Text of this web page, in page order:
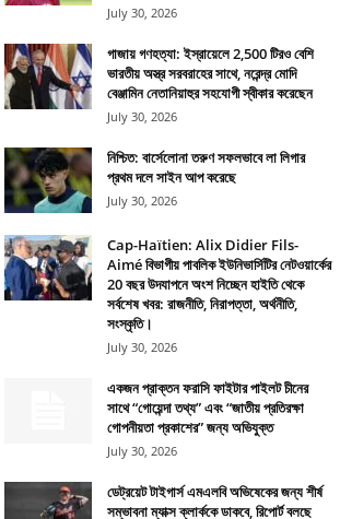
July 30, 2026
গাজায় গণহত্যা: ইস্রায়েলে 2,500 টিরও বেশি
ভারতীয় অস্ত্র সরবরাহের সাথে, নরেন্দ্র মোদি
বেঞ্জামিন নেতানিয়াহুর সহযোগী স্বীকার করেছেন
July 30, 2026
নিশ্চিত: বার্সেলোনা তরুণ সফলভাবে লা লিগার
প্রথম দলে সাইন আপ করেছে
July 30, 2026
Cap-Haïtien: Alix Didier Fils-
Aimé বিভাগীয় পাবলিক ইউনিভার্সিটির নেটওয়ার্কের
20 বছর উদযাপনে অংশ নিচ্ছেন হাইতি থেকে
সর্বশেষ খবর: রাজনীতি, নিরাপত্তা, অর্থনীতি,
সংস্কৃতি।
July 30, 2026
একজন প্রাক্তন ফরাসি ফাইটার পাইলট চীনের
সাথে “গোয়েন্দা তথ্য” এবং “জাতীয় প্রতিরক্ষা
গোপনীয়তা প্রকাশের” জন্য অভিযুক্ত
July 30, 2026
ডেট্রয়েট টাইগার্স এমএলবি অভিষেকের জন্য শীর্ষ
সম্ভাবনা ম্যাক্স ক্লার্ককে ডাকবে, রিপোর্ট বলছে